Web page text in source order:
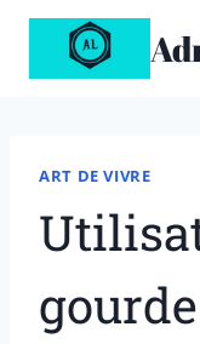
Aller
contenu
ART DE VIVRE